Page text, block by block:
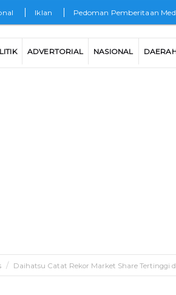
Iklan Pedoman Pemberitaan
ADVERTORIAL NASIONAL
Daihatsu Catat Rekor Market Share Tertinggi